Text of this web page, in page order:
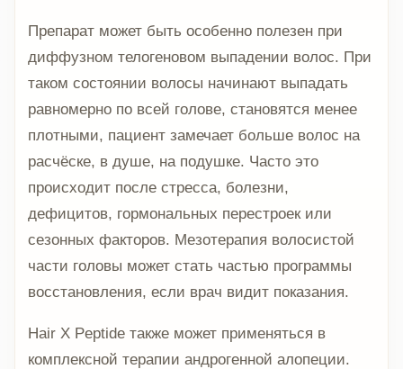
Препарат может быть особенно полезен при
диффузном телогеновом выпадении волос. При
таком состоянии волосы начинают выпадать
равномерно по всей голове, становятся менее
плотными, пациент замечает больше волос на
расчёске, в душе, на подушке. Часто это
происходит после стресса, болезни,
дефицитов, гормональных перестроек или
сезонных факторов. Мезотерапия волосистой
части головы может стать частью программы
восстановления, если врач видит показания.
Hair X Peptide также может применяться в
комплексной терапии андрогенной алопеции.